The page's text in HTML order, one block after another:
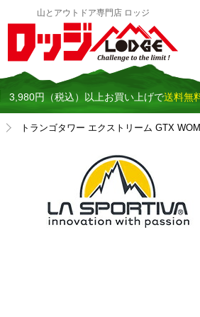
山とアウトドア専門店 ロッジ
3,980円（税込）以上お買い上げで送料無
トランゴタワー エクストリーム GTX